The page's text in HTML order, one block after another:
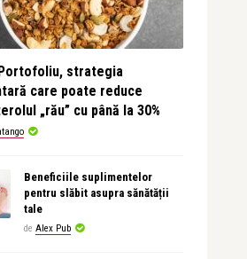
strategia
care poate reduce
„rău” cu până la 30%
Beneficiile suplimentelor
pentru slăbit asupra sănătății
tale
de Alex Pub